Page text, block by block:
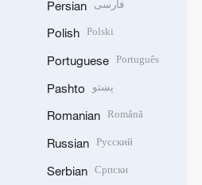
Persian فارسی
Polish Polski
Portuguese Português
Pashto پښتو
Romanian Română
Russian Русский
Serbian Српски